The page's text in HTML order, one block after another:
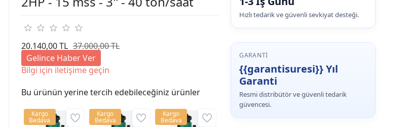
20.140,00 TL 37.000,00 TL
Gelince Haber Ver
Bilgi için iletişime geçin
Bu ürünün yerine tercih edebileceğiniz ürünler
Kargo
Bedava
Kargo
Bedava
Kargo
Bedava
Hızlı tedarik ve güvenli sevkiyat desteği.
GARANTI
{{garantisuresi}} Yıl
Garanti
Resmi distribütör ve güvenli tedarik
güvencesi.